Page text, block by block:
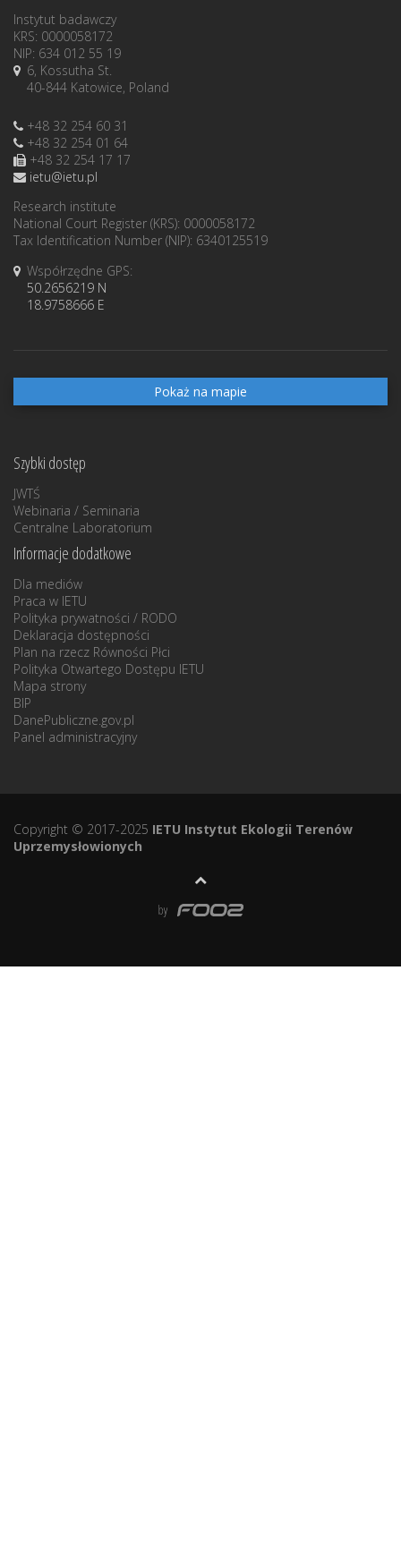
Instytut badawczy
KRS: 0000058172
NIP: 634 012 55 19
6, Kossutha St.
40-844 Katowice, Poland
+48 32 254 60 31
+48 32 254 01 64
+48 32 254 17 17
ietu@ietu.pl
Research institute
National Court Register (KRS): 0000058172
Tax Identification Number (NIP): 6340125519
Współrzędne GPS:
50.2656219 N
18.9758666 E
Pokaż na mapie
Szybki dostęp
JWTŚ
Webinaria / Seminaria
Centralne Laboratorium
Informacje dodatkowe
Dla mediów
Praca w IETU
Polityka prywatności / RODO
Deklaracja dostępności
Plan na rzecz Równości Płci
Polityka Otwartego Dostępu IETU
Mapa strony
BIP
DanePubliczne.gov.pl
Panel administracyjny
Copyright © 2017-2025 IETU Instytut Ekologii Terenów
Uprzemysłowionych